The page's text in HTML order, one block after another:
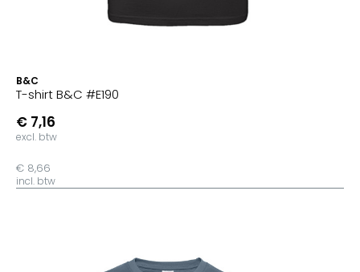
B&C
T-shirt B&C #E190
€ 7,16
excl. btw
€ 8,66
incl. btw